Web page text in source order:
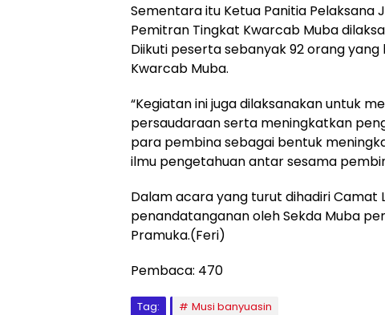
Sementara itu Ketua Panitia Pelaksana
Pemitran Tingkat Kwarcab Muba
Diikuti peserta sebanyak 92 orang
Kwarcab Muba.
“Kegiatan ini juga dilaksanakan untuk
persaudaraan serta meningkatkan
para pembina sebagai bentuk
ilmu pengetahuan antar sesama
Dalam acara yang turut dihadiri Camat
penandatanganan oleh Sekda Muba
Pramuka.(Feri)
Pembaca: 470
Tag: Musi banyuasin